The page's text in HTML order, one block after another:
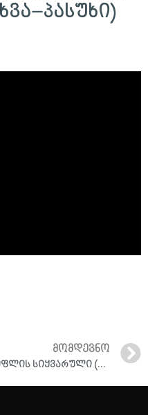
ᲛᲝᲛᲓᲔᲕᲜᲝ
უფლის სიყვარული (კითხვა–პასუხი)